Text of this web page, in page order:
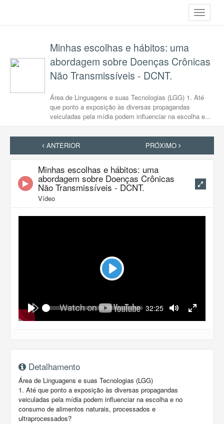
Toggle
Minhas escolhas e hábitos: uma
abordagem sobre Doenças Crônicas
Não Transmissíveis - DCNT.
Área de Linguagens e suas Tecnologias (LGG) 1. Até
que ponto a exposição às diversas propagandas
veiculadas pela mídia podem influenciar na escolha e...
ANTERIOR PRÓXIMO
Minhas escolhas e hábitos: uma
abordagem sobre Doenças Crônicas
Não Transmissíveis - DCNT.
Vídeo
Play
Play
Seek Current
32:25
Mute Fullscreen
Detalhamento
Área de Linguagens e suas Tecnologias (LGG)
1. Até que ponto a exposição às diversas propagandas
veiculadas pela mídia podem influenciar na escolha e no
consumo de alimentos naturais, processados e
ultraprocessados?